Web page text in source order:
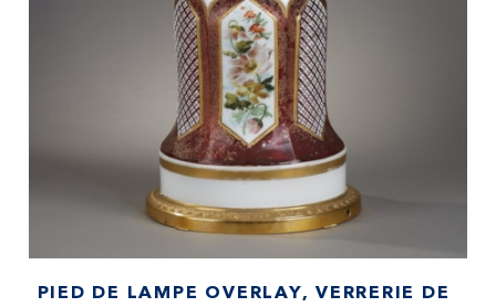
PIED DE LAMPE OVERLAY, VERRERIE DE